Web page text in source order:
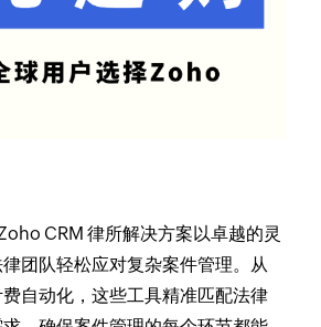
CRM 律所解决方案以卓越的灵
团队轻松应对复杂案件管理。从
自动化，这些工具精准匹配法律